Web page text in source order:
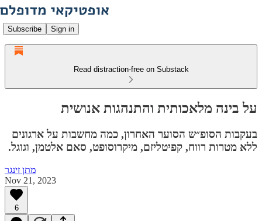
Subscribe Sign in
Read distraction-free on Substack
על בינה מלאכותית והתנהגות אנושית
בעקבות הסופ״ש הסוער האחרון, כמה מחשבות על ארגונים
ללא מטרות רווח, קפיטליזם, מיקרוסופט, סאם אלטמן, וגוגל.
מתן זינגר
Nov 21, 2023
6